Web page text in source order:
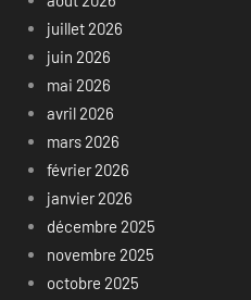
juillet 2026
juin 2026
mai 2026
avril 2026
mars 2026
février 2026
janvier 2026
décembre 2025
novembre 2025
octobre 2025